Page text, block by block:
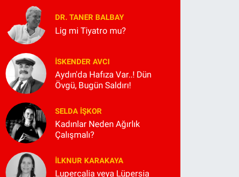
DR. TANER BALBAY
Lig mi Tiyatro mu?
İSKENDER AVCI
Aydın'da Hafıza Var..! Dün
Övgü, Bugün Saldırı!
SELDA İŞKOR
Kadınlar Neden Ağırlık
Çalışmalı?
İLKNUR KARAKAYA
Lupercalia veya Lüpersia